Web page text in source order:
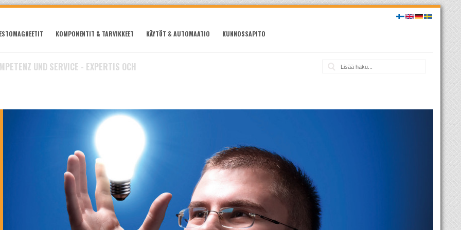
KOMPONENTIT & TARVIKKEET KÄYTÖT & AUTOMAATIO KUNNOSSAPITO
UND SERVICE - EXPERTIS OCH